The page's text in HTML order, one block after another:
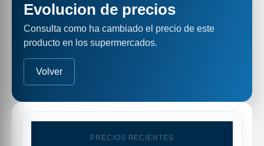
Evolucion de precios
Consulta como ha cambiado el precio de este
producto en los supermercados.
Volver
PRECIOS RECIENTES